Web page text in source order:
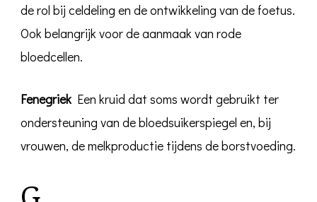
de rol bij celdeling en de ontwikkeling van de foetus.
Ook belangrijk voor de aanmaak van rode
bloedcellen.
FenegriekEen kruid dat soms wordt gebruikt ter
ondersteuning van de bloedsuikerspiegel en, bij
vrouwen, de melkproductie tijdens de borstvoeding.